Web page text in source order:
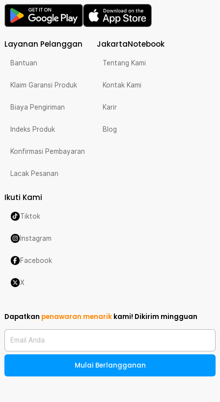
Layanan Pelanggan
Bantuan
Klaim Garansi Produk
Biaya Pengiriman
Indeks Produk
Konfirmasi Pembayaran
Lacak Pesanan
JakartaNotebook
Tentang Kami
Kontak Kami
Karir
Blog
Ikuti Kami
Tiktok
Instagram
Facebook
X
Dapatkan penawaran menarik kami! Dikirim mingguan
Email Anda
Mulai Berlangganan